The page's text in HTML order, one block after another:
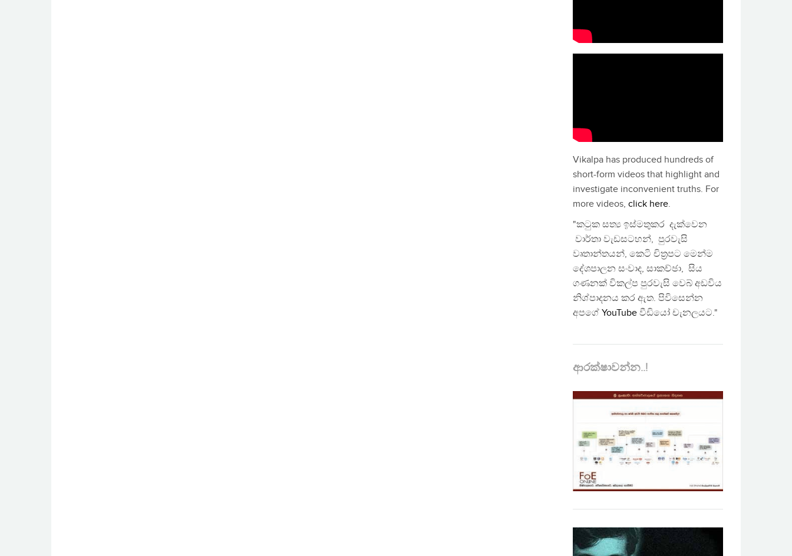
Vikalpa has produced hundreds of
short-form videos that highlight and
investigate inconvenient truths. For
more videos, click here.
"කටුක සත්‍ය ඉස්මතුකර දැක්වෙන
වාර්තා වැඩසටහන්, පුරවැසි
වෘතාන්තයන්, කෙටි චිත්‍රපට මෙන්ම
දේශපාලන සංවාද, සාකච්ඡා, සිය
ගණනක් විකල්ප පුරවැසි වෙබ් අඩවිය
නිශ්පාදනය කර ඇත. පිවිසෙන්න
අපගේ YouTube වීඩියෝ චැනලයට."
ආරක්ෂාවන්න..!